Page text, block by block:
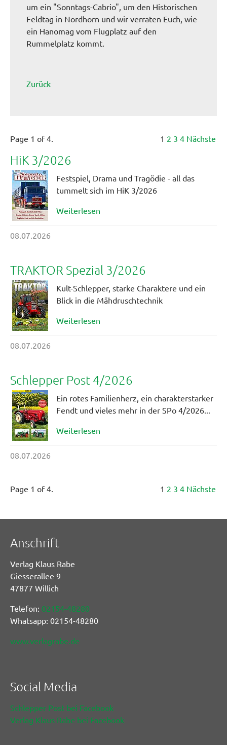
um ein "Sonntags-Cabrio", um den Historischen
Feldtag in Nordhorn und wir verraten Euch, wie
ein Hanomag vom Flugplatz auf den
Rummelplatz kommt.
Zurück
Page 1 of 4. 1 2 3 4 Nächste
HiK 3/2026
Festspiel, Drama und Tragödie - all das
tummelt sich im HiK 3/2026
Weiterlesen
08.07.2026
TRAKTOR Spezial 3/2026
Kult-Schlepper, starke Charaktere und ein
Blick in die Mähdruschtechnik
Weiterlesen
08.07.2026
Schlepper Post 4/2026
Ein rotes Familienherz, ein charakterstarker
Fendt und vieles mehr in der SPo 4/2026...
Weiterlesen
08.07.2026
Page 1 of 4. 1 2 3 4 Nächste
Anschrift
Verlag Klaus Rabe
Giesserallee 9
47877 Willich
Telefon: 02154-48280
Whatsapp: 02154-48280
www.verlagrabe.de
Social Media
Schlepper Post bei Facebook
Verlag Klaus Rabe bei Facebook